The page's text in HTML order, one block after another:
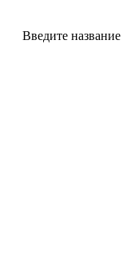
Введите название